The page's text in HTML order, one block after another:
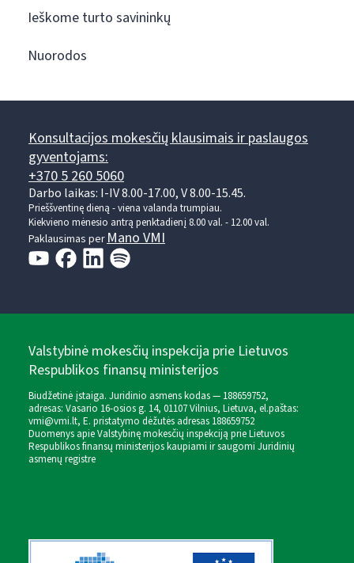
Ieškome turto savininkų
Nuorodos
Konsultacijos mokesčių klausimais ir paslaugos
gyventojams:
+370 5 260 5060
Darbo laikas: I-IV 8.00-17.00, V 8.00-15.45.
Prieššventinę dieną - viena valanda trumpiau.
Kiekvieno mėnesio antrą penktadienį 8.00 val. - 12.00 val.
Paklausimas per Mano VMI
Valstybinė mokesčių inspekcija prie Lietuvos
Respublikos finansų ministerijos
Biudžetinė įstaiga. Juridinio asmens kodas — 188659752,
adresas: Vasario 16-osios g. 14, 01107 Vilnius, Lietuva, el.paštas:
vmi@vmi.lt, E. pristatymo dėžutės adresas 188659752
Duomenys apie Valstybinę mokesčių inspekciją prie Lietuvos
Respublikos finansų ministerijos kaupiami ir saugomi Juridinių
asmenų registre